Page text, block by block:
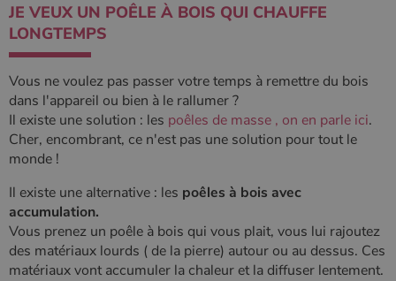
JE VEUX UN POÊLE À BOIS QUI CHAUFFE
LONGTEMPS
Vous ne voulez pas passer votre temps à remettre du bois
dans l'appareil ou bien à le rallumer ?
Il existe une solution : les poêles de masse , on en parle ici.
Cher, encombrant, ce n'est pas une solution pour tout le
monde !
Il existe une alternative : les poêles à bois avec
accumulation.
Vous prenez un poêle à bois qui vous plait, vous lui rajoutez
des matériaux lourds ( de la pierre) autour ou au dessus. Ces
matériaux vont accumuler la chaleur et la diffuser lentement.